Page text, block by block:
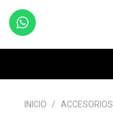
INICIO / ACCESORIOS